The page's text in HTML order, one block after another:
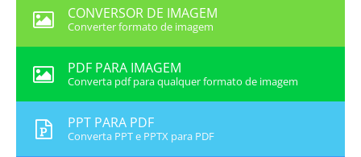
CONVERSOR DE IMAGEM
Converter formato de imagem
PDF PARA IMAGEM
Converta pdf para qualquer formato de imagem
PPT PARA PDF
Converta PPT e PPTX para PDF